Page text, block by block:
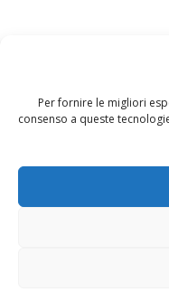
Per fornire le migliori
consenso a queste